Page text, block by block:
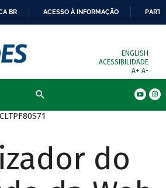
BR ACESSO À INFORMAÇÃO
ENGLISH
ACESSIBILIDADE
A+ A-
do